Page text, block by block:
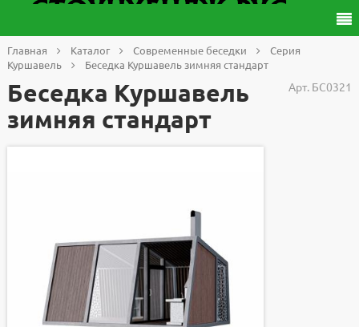
Главная Каталог Современные беседки
Серия
Куршавель
Беседка Куршавель зимняя стандарт
Арт. БС0321
Беседка Куршавель
зимняя стандарт